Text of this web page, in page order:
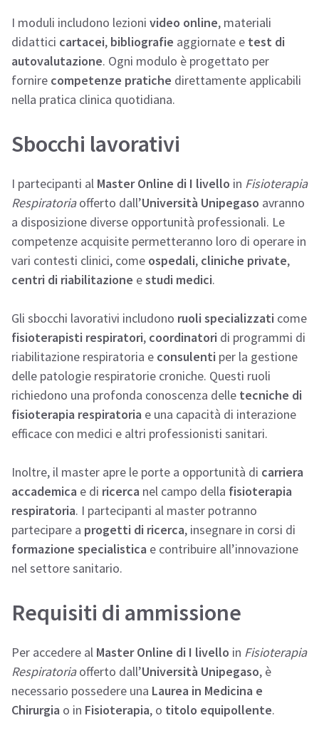
I moduli includono lezioni video online, materiali
didattici cartacei, bibliografie aggiornate e test di
autovalutazione. Ogni modulo è progettato per
fornire competenze pratiche direttamente applicabili
nella pratica clinica quotidiana.
Sbocchi lavorativi
I partecipanti al Master Online di I livello in Fisioterapia
Respiratoriaofferto dall’Università Unipegaso avranno
a disposizione diverse opportunità professionali. Le
competenze acquisite permetteranno loro di operare in
vari contesti clinici, come ospedali, cliniche private,
centri di riabilitazione estudi medici.
Gli sbocchi lavorativi includono ruoli specializzati come
fisioterapisti respiratori, coordinatori di programmi di
riabilitazione respiratoria e consulenti per la gestione
delle patologie respiratorie croniche. Questi ruoli
richiedono una profonda conoscenza delle tecniche di
fisioterapia respiratoria e una capacità di interazione
efficace con medici e altri professionisti sanitari.
Inoltre, il master apre le porte a opportunità di carriera
accademica e di ricerca nel campo della fisioterapia
respiratoria. I partecipanti al master potranno
partecipare a progetti di ricerca, insegnare in corsi di
formazione specialistica e contribuire all’innovazione
nel settore sanitario.
Requisiti di ammissione
Per accedere al Master Online di I livello in Fisioterapia
Respiratoriaofferto dall’Università Unipegaso, è
necessario possedere una Laurea in Medicina e
Chirurgia o in Fisioterapia, o titolo equipollente.